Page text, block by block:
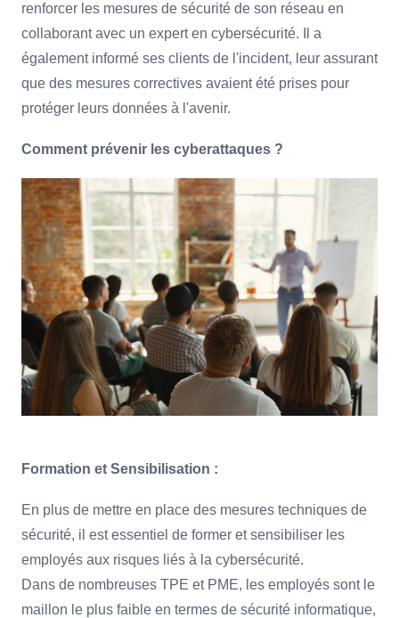
renforcer les mesures de sécurité de son réseau en
collaborant avec un expert en cybersécurité. Il a
également informé ses clients de l'incident, leur assurant
que des mesures correctives avaient été prises pour
protéger leurs données à l'avenir.
Comment prévenir les cyberattaques ?
Formation et Sensibilisation :
En plus de mettre en place des mesures techniques de
sécurité, il est essentiel de former et sensibiliser les
employés aux risques liés à la cybersécurité.
Dans de nombreuses TPE et PME, les employés sont le
maillon le plus faible en termes de sécurité informatique,